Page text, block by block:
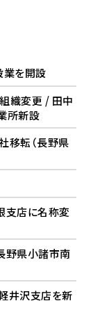
業を開設
織変更 / 田中
所新設
移転（長野県
支店に名称変
野県小諸市南
井沢支店を新